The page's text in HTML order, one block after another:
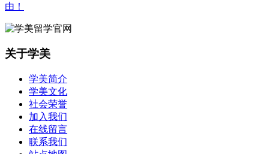
由！
关于学美
学美简介
学美文化
社会荣誉
加入我们
在线留言
联系我们